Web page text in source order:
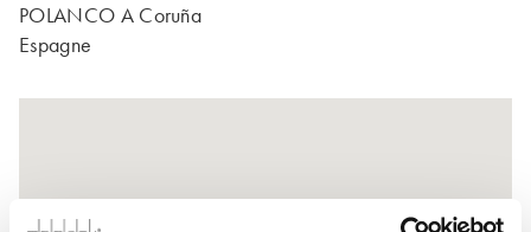
POLANCO A Coruña
Espagne